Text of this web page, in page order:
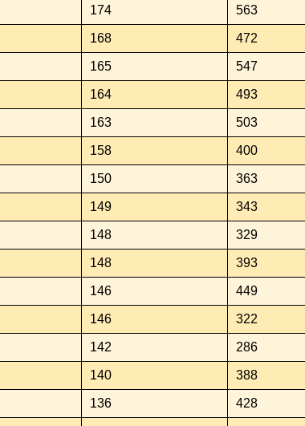
174 563
168 472
165 547
164 493
163 503
158 400
150 363
149 343
148 329
148 393
146 449
146 322
142 286
140 388
136 428